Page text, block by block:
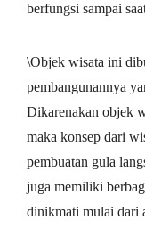
berfungsi sampai
\Objek wisata ini
pembangunannya
Dikarenakan objek
maka konsep dari
pembuatan gula
juga memiliki
dinikmati mulai dari